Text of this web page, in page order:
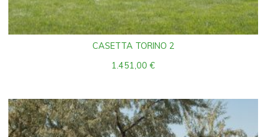
CASETTA TORINO 2
1.451,00€